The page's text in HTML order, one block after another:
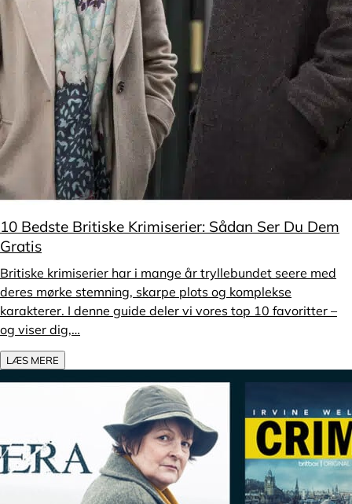
10 Bedste Britiske Krimiserier: Sådan Ser Du Dem
Gratis
Britiske krimiserier har i mange år tryllebundet seere med
deres mørke stemning, skarpe plots og komplekse
karakterer. I denne guide deler vi vores top 10 favoritter –
og viser dig,…
LÆS MERE